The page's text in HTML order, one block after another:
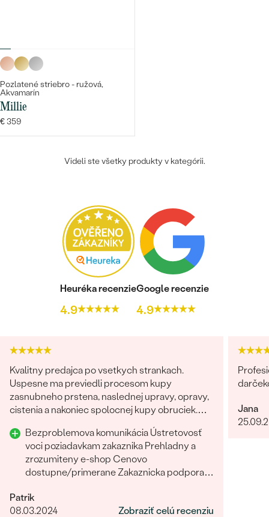
Pozlatené striebro - ružová,
Akvamarín
Millie
€ 359
Videli ste všetky produkty v kategórii.
Heuréka recenzie
4.9
Google recenzie
4.9
Kvalitny predajca po vsetkych strankach.
Uspesne ma previedli procesom kupy
zasnubneho prstena, naslednej upravy, opravy,
cistenia a nakoniec spolocnej kupy obruciek.
Bezproblemova komunikácia Ústretovosť
voci poziadavkam zakaznika Prehladny a
zrozumiteny e-shop Cenovo
dostupne/primerane Zakaznicka podpora
ludsky pristup zamestnancov
Patrik
08.03.2024
Zobraziť celú recenziu
Jana